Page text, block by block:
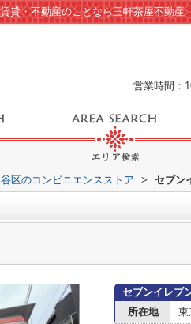
貸・不動産のことなら三軒茶屋不動産
営業時間：
区のコンビニエンスストア > セブン
セブンイレブ
所在地
東